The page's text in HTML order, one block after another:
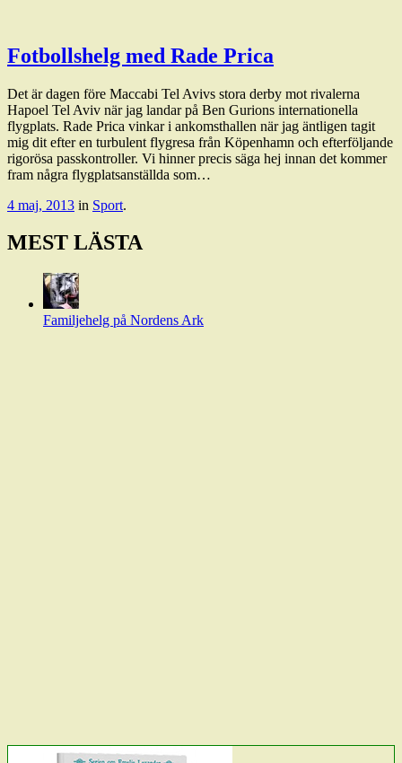
Fotbollshelg med Rade Prica
Det är dagen före Maccabi Tel Avivs stora derby mot rivalerna
Hapoel Tel Aviv när jag landar på Ben Gurions internationella
flygplats. Rade Prica vinkar i ankomsthallen när jag äntligen tagit
mig dit efter en turbulent flygresa från Köpenhamn och efterföljande
rigorösa passkontroller. Vi hinner precis säga hej innan det kommer
fram några flygplatsanställda som…
4 maj, 2013 in Sport.
MEST LÄSTA
Familjehelg på Nordens Ark